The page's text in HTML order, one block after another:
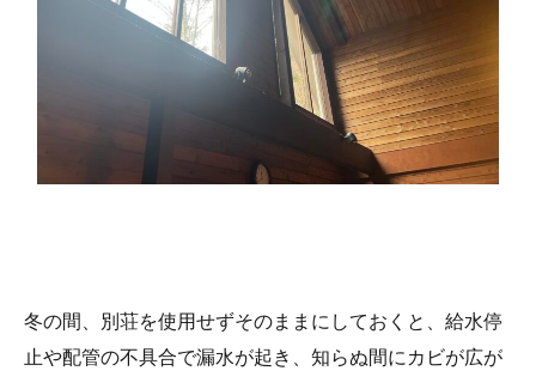
冬の間、別荘を使用せずそのままにしておくと、給水停
止や配管の不具合で漏水が起き、知らぬ間にカビが広が